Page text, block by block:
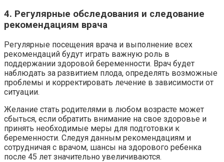
4. Регулярные обследования и следование
рекомендациям врача
Регулярные посещения врача и выполнение всех
рекомендаций будут играть важную роль в
поддержании здоровой беременности. Врач будет
наблюдать за развитием плода, определять возможные
проблемы и корректировать лечение в зависимости от
ситуации.
Желание стать родителями в любом возрасте может
сбыться, если обратить внимание на свое здоровье и
принять необходимые меры для подготовки к
беременности. Следуя данным рекомендациям и
сотрудничая с врачом, шансы на здорового ребенка
после 45 лет значительно увеличиваются.